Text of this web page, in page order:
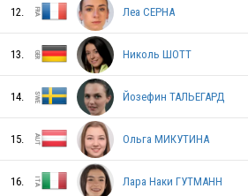
RUS
RUS
BEL
12. Леа СЕРНА
13. Николь ШОТТ
14. Йозефин ТАЛЬЕГАРД
15. Ольга МИКУТИНА
16. Лара Наки ГУТМАНН